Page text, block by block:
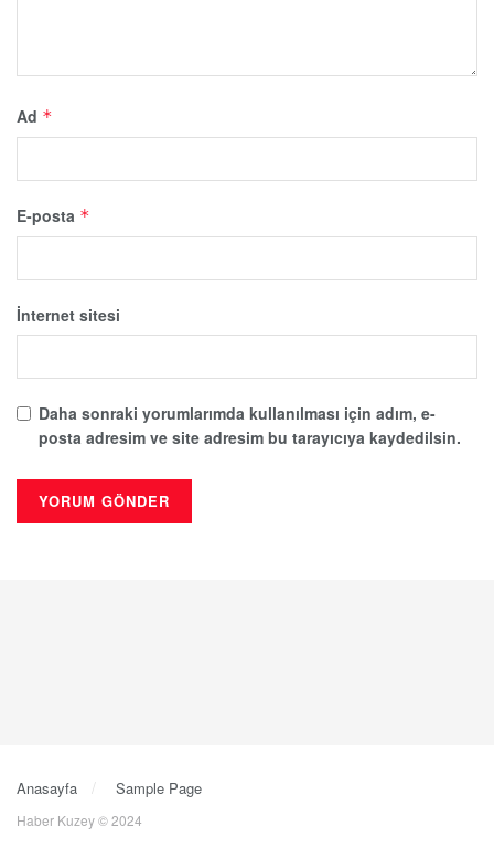
Ad *
E-posta *
İnternet sitesi
Daha sonraki yorumlarımda kullanılması için adım, e-
posta adresim ve site adresim bu tarayıcıya kaydedilsin.
Anasayfa Sample Page
Haber Kuzey © 2024